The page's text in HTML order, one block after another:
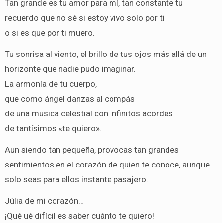
Tan grande es tu amor para mí, tan constante tu
recuerdo que no sé si estoy vivo solo por ti
o si es que por ti muero.
Tu sonrisa al viento, el brillo de tus ojos más allá de un
horizonte que nadie pudo imaginar.
La armonía de tu cuerpo,
que como ángel danzas al compás
de una música celestial con infinitos acordes
de tantísimos «te quiero».
Aun siendo tan pequeña, provocas tan grandes
sentimientos en el corazón de quien te conoce, aunque
solo seas para ellos instante pasajero.
Júlia de mi corazón…
¡Qué ué difícil es saber cuánto te quiero!